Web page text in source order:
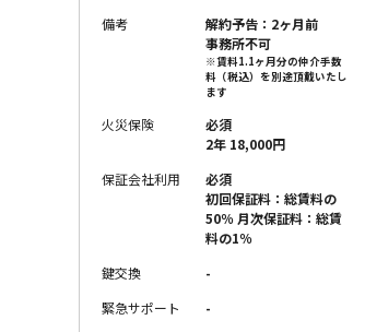
備考
解約予告：2ヶ月前
事務所不可
※賃料1.1ヶ月分の仲介手数
料（税込）を別途頂戴いたし
ます
火災保険
必須
2年 18,000円
保証会社利用
必須
初回保証料：総賃料の
50％ 月次保証料：総賃
料の1％
鍵交換
-
緊急サポート
-